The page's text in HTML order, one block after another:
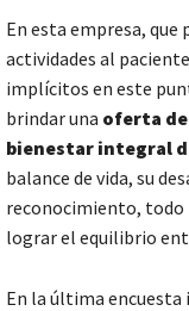
En esta empresa, que
actividades al
implícitos en este
brindar una oferta
bienestar integral
balance de vida, su
reconocimiento,
lograr el equilibrio
En la última